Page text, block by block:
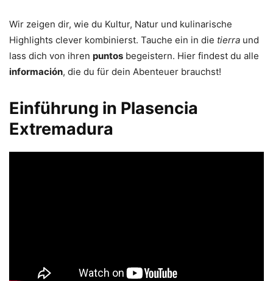
Wir zeigen dir, wie du Kultur, Natur und kulinarische
Highlights clever kombinierst. Tauche ein in die tierra und
lass dich von ihren puntos begeistern. Hier findest du alle
información, die du für dein Abenteuer brauchst!
Einführung in Plasencia
Extremadura